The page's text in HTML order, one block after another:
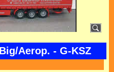
Aerop. - G-KSZ